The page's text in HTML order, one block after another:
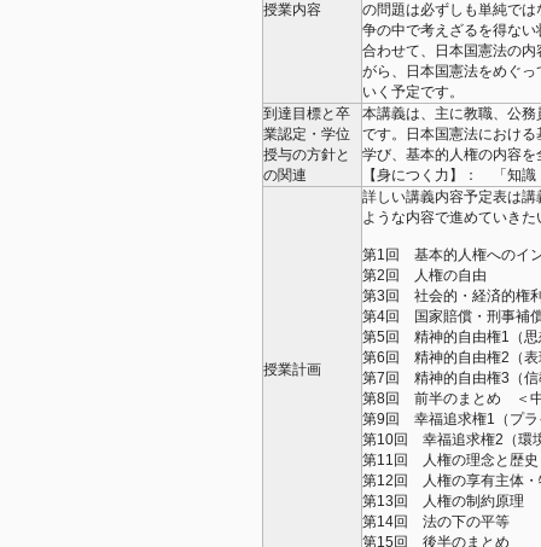
授業内容
の問題は必ずしも単純で
争の中で考えざるを得な
合わせて、日本国憲法の
がら、日本国憲法をめぐ
いく予定です。
到達目標と卒
業認定・学位
授与の方針と
の関連
本講義は、主に教職、公
です。日本国憲法におけ
学び、基本的人権の内容を
【身につく力】： 「知識
授業計画
詳しい講義内容予定表は
ような内容で進めていきた
第1回 基本的人権へのイ
第2回 人権の自由
第3回 社会的・経済的権利
第4回 国家賠償・刑事補
第5回 精神的自由権1（思
第6回 精神的自由権2（表
第7回 精神的自由権3（信
第8回 前半のまとめ ＜中
第9回 幸福追求権1（プラ
第10回 幸福追求権2（環
第11回 人権の理念と歴史
第12回 人権の享有主体・
第13回 人権の制約原理
第14回 法の下の平等
第15回 後半のまとめ